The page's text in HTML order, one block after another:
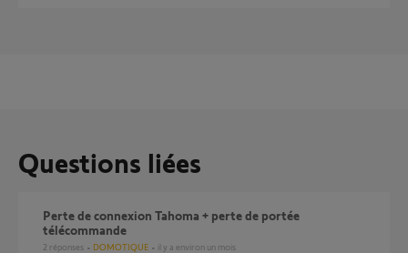
Questions liées
perte de connexion Tahoma + perte de portée
télécommande
2 réponses DOMOTIQUE il y a environ un mois